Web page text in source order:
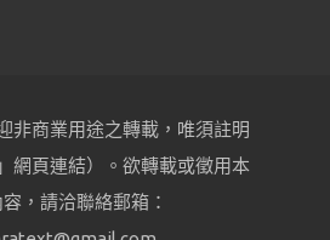
非商業用途之轉載，唯須註明
網頁連結）。欲轉載或徵用本
，請洽聯絡郵箱：